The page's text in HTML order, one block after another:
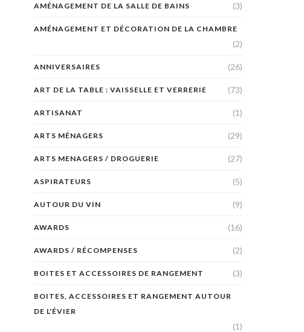
AMÉNAGEMENT DE LA SALLE DE BAINS (3)
AMÉNAGEMENT ET DÉCORATION DE LA CHAMBRE
(2)
ANNIVERSAIRES (26)
ART DE LA TABLE : VAISSELLE ET VERRERIE (73)
ARTISANAT (1)
ARTS MÉNAGERS (29)
ARTS MENAGERS / DROGUERIE (27)
ASPIRATEURS (5)
AUTOUR DU VIN (9)
AWARDS (16)
AWARDS / RÉCOMPENSES (2)
BOITES ET ACCESSOIRES DE RANGEMENT (3)
BOITES, ACCESSOIRES ET RANGEMENT AUTOUR
DE L'ÉVIER
(1)